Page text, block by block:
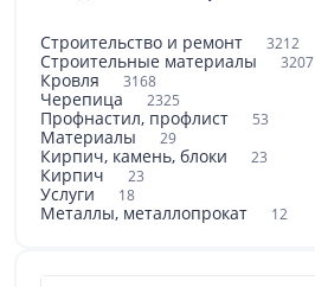
Строительство и ремонт 3212
Строительные материалы 3207
Кровля 3168
Черепица 2325
Профнастил, профлист 53
Материалы 29
Кирпич, камень, блоки 23
Кирпич 23
Услуги 18
Металлы, металлопрокат 12